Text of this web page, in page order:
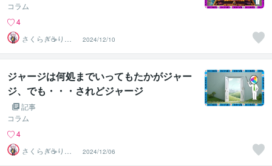
コラム
4
さくらぎ☕りょ
う⛎癒やし電話
相談サロン
2024/12/10
ジャージは何処までいってもたかがジャー
ジ、でも・・・されどジャージ
記事
コラム
4
さくらぎ☕りょ
う⛎癒やし電話
2024/12/06